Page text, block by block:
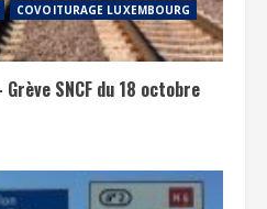
COVOITURAGE LUXEMBOURG
SNCF du 18 octobre